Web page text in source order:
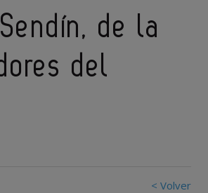
de la
del
< Volver